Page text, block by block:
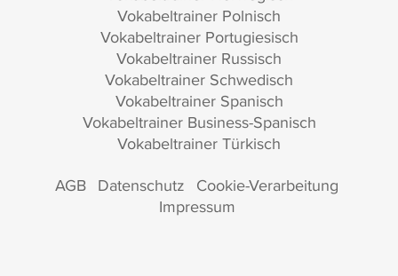
Vokabeltrainer Polnisch
Vokabeltrainer Portugiesisch
Vokabeltrainer Russisch
Vokabeltrainer Schwedisch
Vokabeltrainer Spanisch
Vokabeltrainer Business-Spanisch
Vokabeltrainer Türkisch
AGB Datenschutz Cookie-Verarbeitung
Impressum